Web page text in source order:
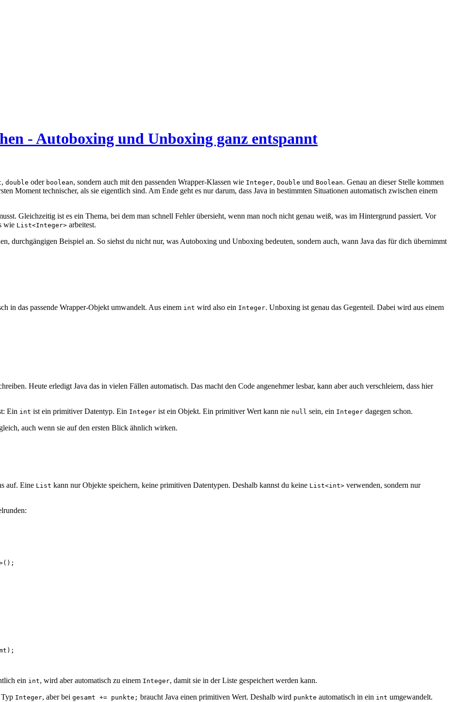
- Autoboxing und Unboxing ganz entspannt
, double oder boolean, sondern auch mit den passenden Wrapper-Klassen wie Integer, Double und Boolean. Genau an dieser Stelle kommen
Moment technischer, als sie eigentlich sind. Am Ende geht es nur darum, dass Java in bestimmten Situationen automatisch zwischen einem
Gleichzeitig ist es ein Thema, bei dem man schnell Fehler übersieht, wenn man noch nicht genau weiß, was im Hintergrund passiert. Vor
wie List<Integer> arbeitest.
durchgängigen Beispiel an. So siehst du nicht nur, was Autoboxing und Unboxing bedeuten, sondern auch, wann Java das für dich übernimmt
in das passende Wrapper-Objekt umwandelt. Aus einem int wird also ein Integer. Unboxing ist genau das Gegenteil. Dabei wird aus einem
Heute erledigt Java das in vielen Fällen automatisch. Das macht den Code angenehmer lesbar, kann aber auch verschleiern, dass hier
Ein int ist ein primitiver Datentyp. Ein Integer ist ein Objekt. Ein primitiver Wert kann nie null sein, ein Integer dagegen schon.
auch wenn sie auf den ersten Blick ähnlich wirken.
auf. Eine List kann nur Objekte speichern, keine primitiven Datentypen. Deshalb kannst du keine List<int> verwenden, sondern nur
ein int, wird aber automatisch zu einem Integer, damit sie in der Liste gespeichert werden kann.
Integer, aber bei gesamt += punkte; braucht Java einen primitiven Wert. Deshalb wird punkte automatisch in ein int umgewandelt.